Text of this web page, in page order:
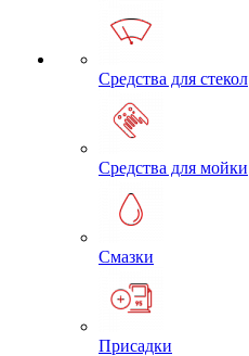
Средства для стекол
Средства для мойки
Смазки
Присадки